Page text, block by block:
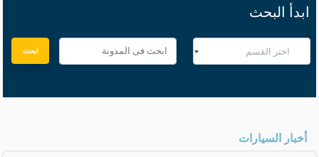
ابدأ البحث
ابحث
أخبار السيارات